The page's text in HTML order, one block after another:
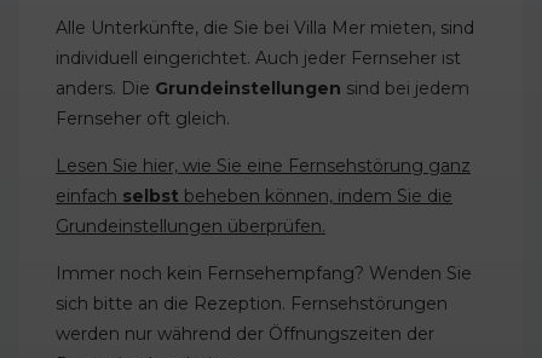
Alle Unterkünfte, die Sie bei Villa Mer mieten, sind
individuell eingerichtet. Auch jeder Fernseher ist
anders. Die Grundeinstellungen sind bei jedem
Fernseher oft gleich.
Lesen Sie hier, wie Sie eine Fernsehstörung ganz
einfach selbst beheben können, indem Sie die
Grundeinstellungen überprüfen.
Immer noch kein Fernsehempfang? Wenden Sie
sich bitte an die Rezeption. Fernsehstörungen
werden nur während der Öffnungszeiten der